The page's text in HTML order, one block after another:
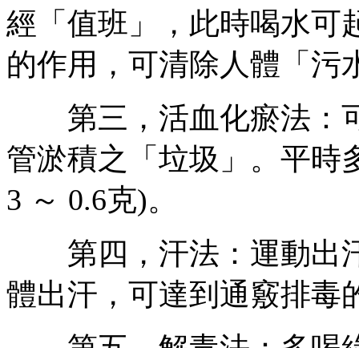
經「值班」，此時喝水可
的作用，可清除人體「污
第三，活血化瘀法：
管淤積之「垃圾」。平時
3 ～ 0.6克)。
第四，汗法：運動出
體出汗，可達到通竅排毒